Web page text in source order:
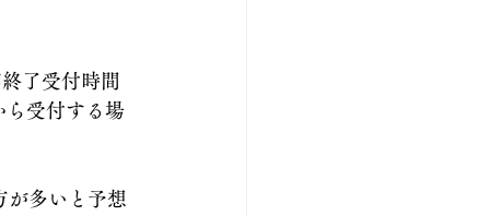
了受付時間
ら受付する場
が多いと予想